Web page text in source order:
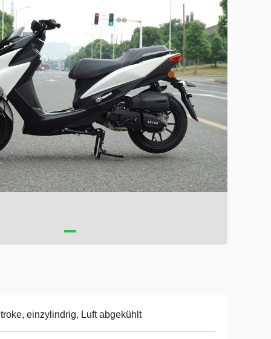
einzylindrig, Luft abgekühlt